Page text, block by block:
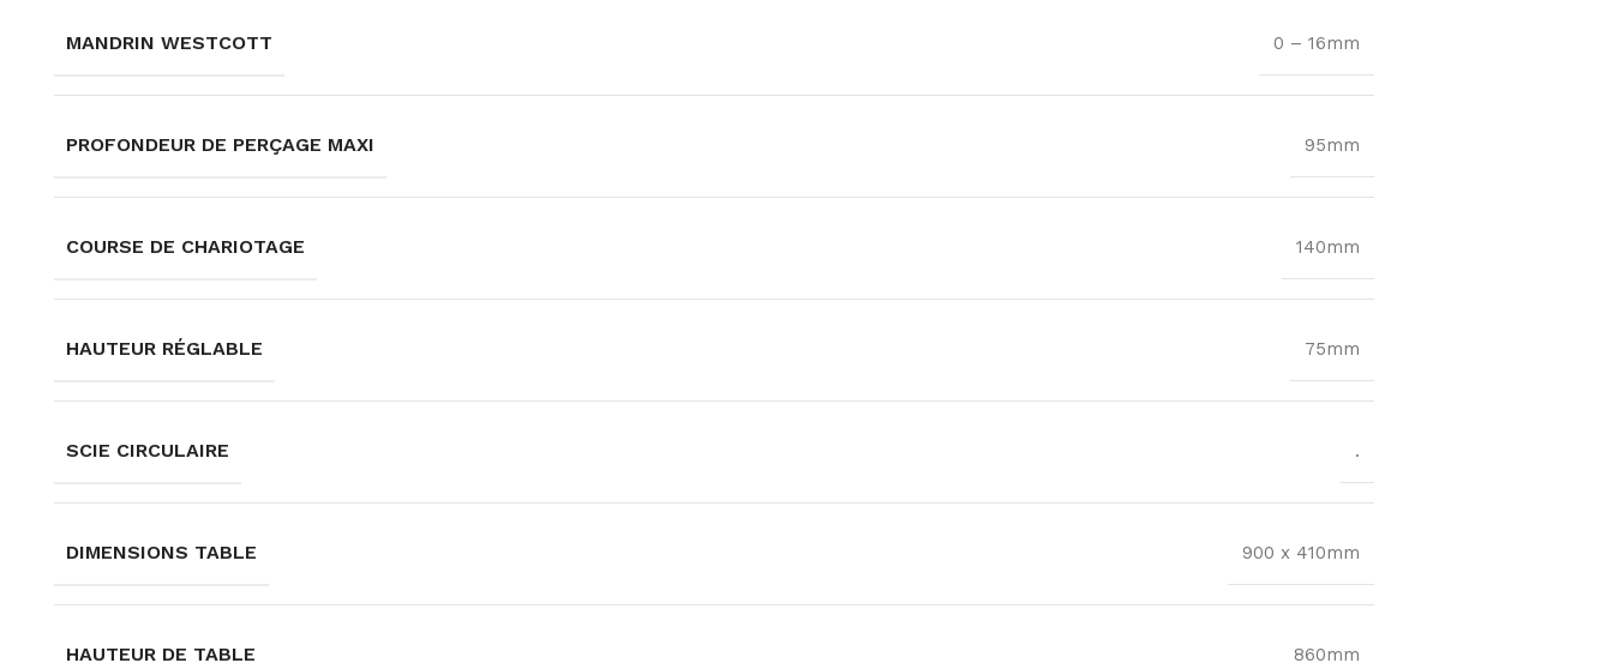
MANDRIN WESTCOTT 0 – 16mm
PROFONDEUR DE PERÇAGE MAXI 95mm
COURSE DE CHARIOTAGE 140mm
HAUTEUR RÉGLABLE 75mm
SCIE CIRCULAIRE .
DIMENSIONS TABLE 900 x 410mm
HAUTEUR DE TABLE 860mm